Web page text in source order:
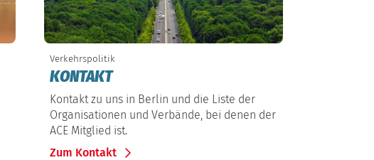
Verkehrspolitik
KONTAKT
Kontakt zu uns in Berlin und die Liste der
Organisationen und Verbände, bei denen der
ACE Mitglied ist.
Zum Kontakt